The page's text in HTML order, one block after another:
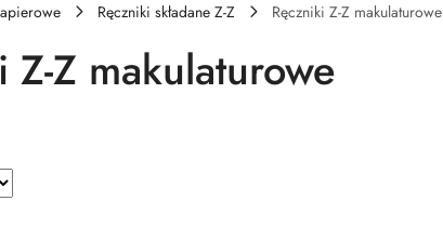
Ręczniki składane Z-Z Ręczniki Z-Z makulaturowe
Z-Z makulaturowe